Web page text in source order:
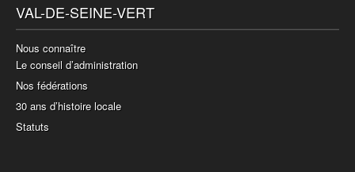
VAL-DE-SEINE-VERT
Nous connaître
Le conseil d’administration
Nos fédérations
30 ans d’histoire locale
Statuts